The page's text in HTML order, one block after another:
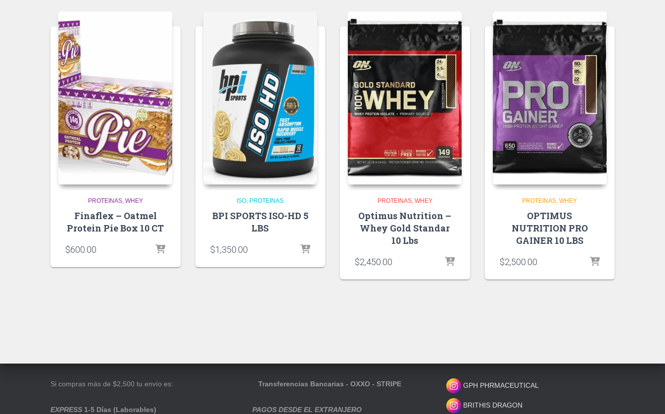
PROTEINAS WHEY
Finaflex – Oatmel
Protein Pie Box 10 CT
$600.00
ISO PROTEINAS
BPI SPORTS ISO-HD 5
LBS
$1,350.00
PROTEINAS WHEY
Optimus Nutrition –
Whey Gold Standar
10 Lbs
$2,450.00
PROTEINAS WHEY
OPTIMUS
NUTRITION PRO
GAINER 10 LBS
$2,500.00
Si compras más de $2,500 tu envío es:
EXPRESS 1-5 Días (Laborables)
Transferencias Bancarias - OXXO - STRIPE
PAGOS DESDE EL EXTRANJERO
GPH PHRMACEUTICAL
BRITHIS DRAGON